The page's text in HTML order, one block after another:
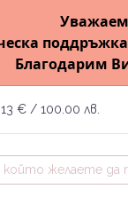
Благодарим
€ / 100.00 лв.